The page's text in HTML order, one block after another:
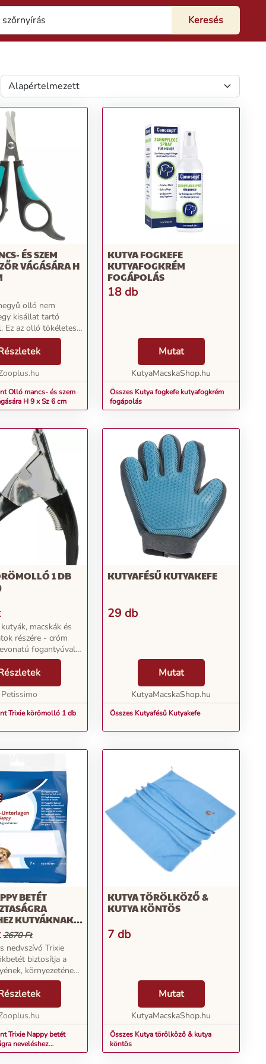
ÉS SZEM
VÁGÁSÁRA H
olló nem
kisállat tartó
Ez az olló tökéletes
a kisállat szeme
hosszú szőr
De
mancsok szőrt...
Olló mancs- és szem
H 9 x Sz 6 cm
KUTYA FOGKEFE
KUTYAFOGKRÉM
FOGÁPOLÁS
18 db
Mutat
KutyaMacskaShop.hu
Összes Kutya fogkefe kutyafogkrém
fogápolás
1 DB
macskák és
részére - cróm
fogantyúval -
Petissimo
Trixie körömolló 1 db
KUTYAFÉSŰ KUTYAKEFE
29 db
Mutat
KutyaMacskaShop.hu
Összes Kutyafésű Kutyakefe
BETÉT
KUTYÁKNAK,
2670 Ft
nedvszívó Trixie
biztosítja a
környezetének
minőséget és
Így kiskutyája
tanulhat
Trixie Nappy betét
neveléshez
40x60cm
KUTYA TÖRÖLKÖZŐ &
KUTYA KÖNTÖS
7 db
Mutat
KutyaMacskaShop.hu
Összes Kutya törölköző & kutya
köntös